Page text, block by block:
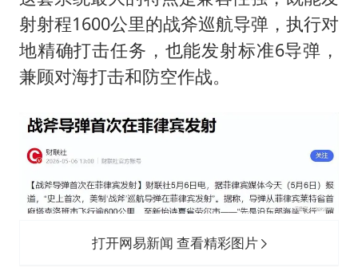
射射程1600公里的战斧巡航导弹，执行对
地精确打击任务，也能发射标准6导弹，
兼顾对海打击和防空作战。
打开网易新闻 查看精彩图片